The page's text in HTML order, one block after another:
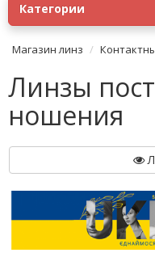
Категории
Магазин линз
Линзы
ношения